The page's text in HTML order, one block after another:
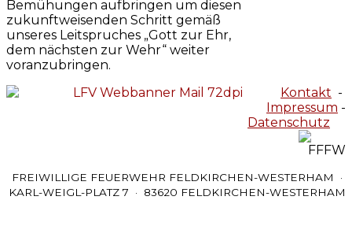
Bemühungen aufbringen um diesen
zukunftweisenden Schritt gemäß
unseres Leitspruches „Gott zur Ehr,
dem nächsten zur Wehr“ weiter
voranzubringen.
Kontakt -
Impressum -
Datenschutz
FREIWILLIGE FEUERWEHR FELDKIRCHEN-WESTERHAM ·
KARL-WEIGL-PLATZ 7 · 83620 FELDKIRCHEN-WESTERHAM